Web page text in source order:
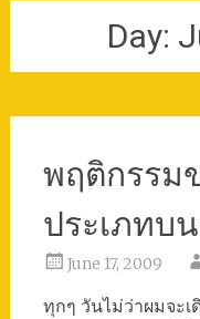
Day:
พฤติกรรม
ประเภทบ
June 17, 2009
ทุกๆ วันไม่ว่าผมจะ